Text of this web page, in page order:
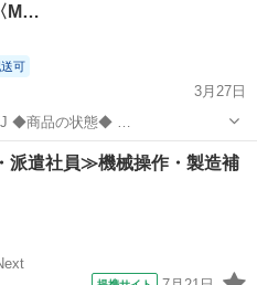
M…
可
3月27日
CHGWTJ ◆商品の状態◆ …
商品
派遣社員≫機械操作・製造補